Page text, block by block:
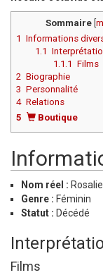
Sommaire[
1 Informations
1.1
1.1.1
Films
2 Biographie
3 Personnalité
4 Relations
5
Boutique
Nom réel :
Genre : Féminin
Statut : Décédé
Films